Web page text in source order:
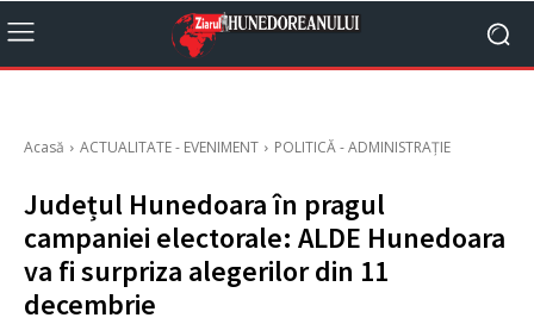
Acasă ACTUALITATE - EVENIMENT POLITICĂ - ADMINISTRAȚIE
Județul Hunedoara în pragul
campaniei electorale: ALDE Hunedoara
va fi surpriza alegerilor din 11
decembrie